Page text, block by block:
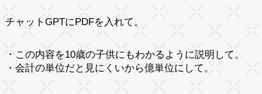
チャットGPTにPDFを入れて。
・この内容を10歳の子供にもわかるように説明して。
・会計の単位だと見にくいから億単位にして。